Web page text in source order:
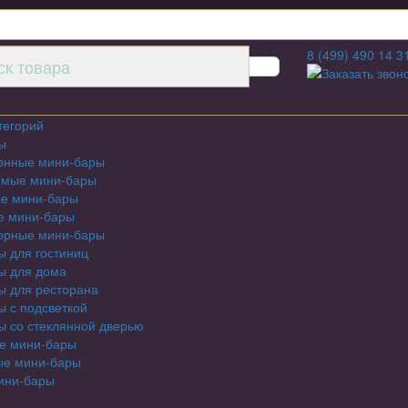
8 (499) 490 14 31
Заказать
мини-бары
мини-бары
мини-бары
мини-бары
мини-бары
для гостиниц
для дома
для ресторана
подсветкой
со стеклянной дверью
мини-бары
мини-бары
бары